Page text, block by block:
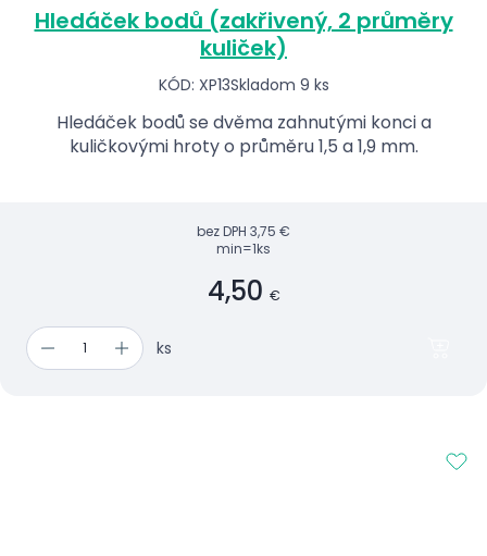
Hledáček bodů (zakřivený, 2 průměry
kuliček)
KÓD: XP13Skladom 9 ks
Hledáček bodů se dvěma zahnutými konci a
kuličkovými hroty o průměru 1,5 a 1,9 mm.
bez DPH 3,75 €
min=1ks
4,50 €
ks